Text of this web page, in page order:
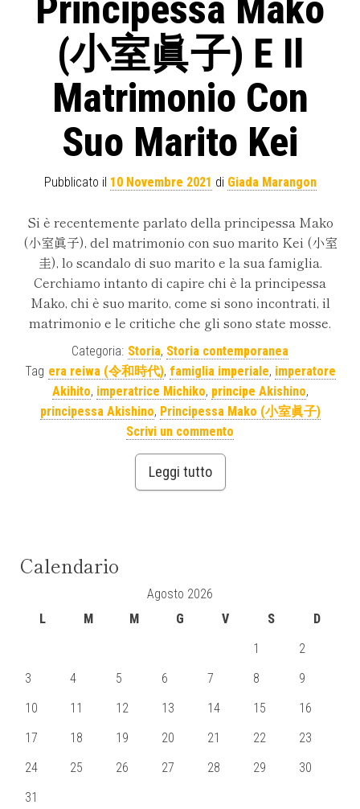
(小室眞子) E Il
Matrimonio Con
Suo Marito Kei
Pubblicato il 10 Novembre 2021 di Giada Marangon
Si è recentemente parlato della principessa Mako
(小室眞子), del matrimonio con suo marito Kei (小室
圭), lo scandalo di suo marito e la sua famiglia.
Cerchiamo intanto di capire chi è la principessa
Mako, chi è suo marito, come si sono incontrati, il
matrimonio e le critiche che gli sono state mosse.
Categoria: Storia, Storia contemporanea
Tag era reiwa (令和時代), famiglia imperiale, imperatore
Akihito, imperatrice Michiko, principe Akishino,
principessa Akishino, Principessa Mako (小室眞子)
Scrivi un commento
Leggi tutto
Calendario
Agosto 2026
L
M M G V S
D
1
2
3
4 5 6 7 8
9
10
11 12 13 14 15
16
17
18 19 20 21 22
23
24
25 26 27 28 29
30
31